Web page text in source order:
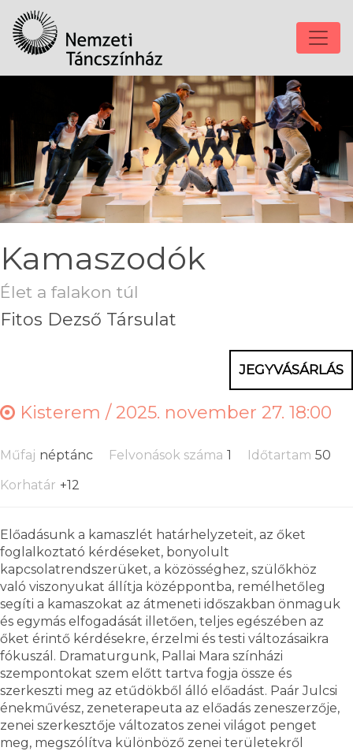
Kamaszodók
Élet a falakon túl
Fitos Dezső Társulat
JEGYVÁSÁRLÁS
Kisterem /2025. november 27. 18:00
Műfaj néptánc Felvonások száma 1 Időtartam 50
Korhatár +12
Előadásunk a kamaszlét határhelyzeteit, az őket
foglalkoztató kérdéseket, bonyolult
kapcsolatrendszerüket, a közösséghez, szülőkhöz
való viszonyukat állítja középpontba, remélhetőleg
segíti a kamaszokat az átmeneti időszakban önmaguk
és egymás elfogadását illetően, teljes egészében az
őket érintő kérdésekre, érzelmi és testi változásaikra
fókuszál. Dramaturgunk, Pallai Mara színházi
szempontokat szem előtt tartva fogja össze és
szerkeszti meg az etűdökből álló előadást. Paár Julcsi
énekművész, zeneterapeuta az előadás zeneszerzője,
zenei szerkesztője változatos zenei világot penget
meg, megszólítva különböző zenei területekről